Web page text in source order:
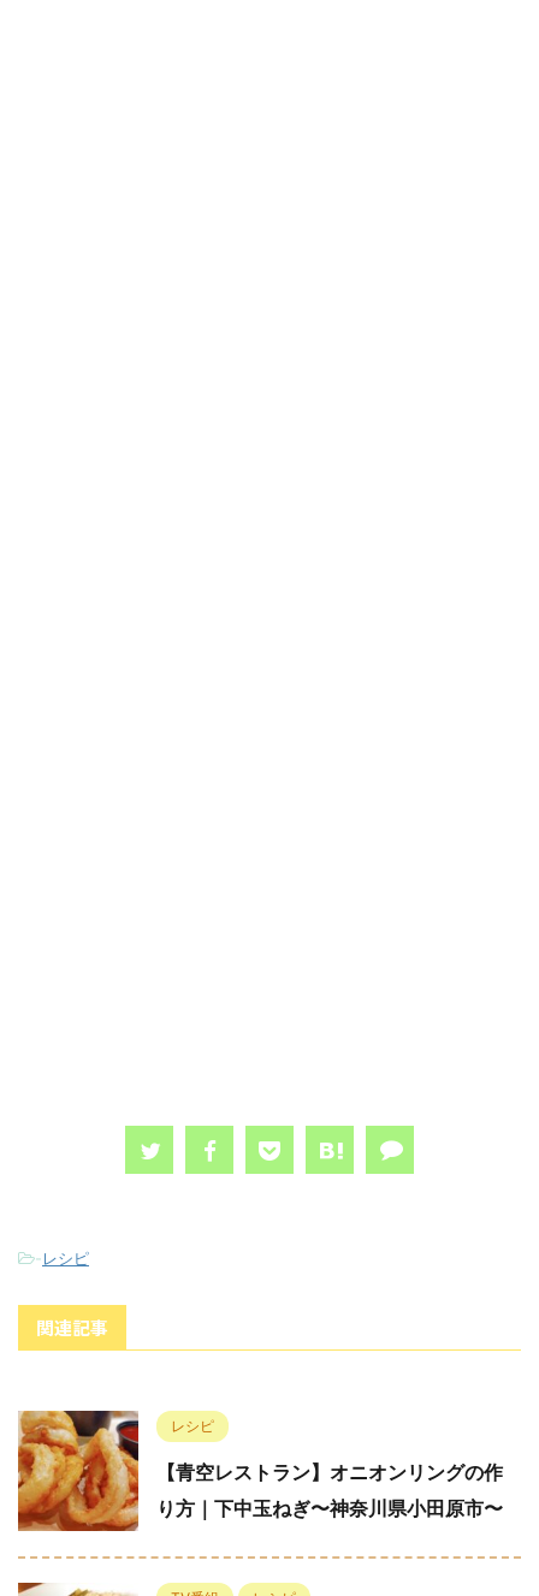
-レシピ
関連記事
レシピ
【青空レストラン】オニオンリングの作
り方｜下中玉ねぎ〜神奈川県小田原市〜